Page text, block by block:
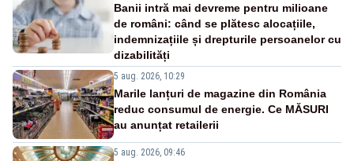
Banii intră mai devreme pentru milioane
de români: când se plătesc alocațiile,
indemnizațiile și drepturile persoanelor cu
dizabilități
5 aug. 2026, 10:29
Marile lanțuri de magazine din România
reduc consumul de energie. Ce MĂSURI
au anunțat retailerii
5 aug. 2026, 09:46